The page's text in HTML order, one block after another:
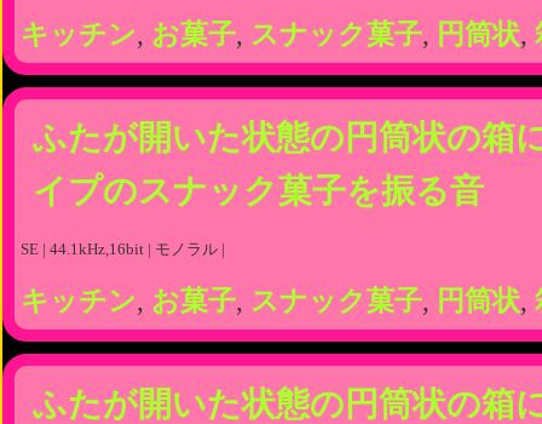
キッチン, お菓子, スナック菓子, 円筒状,
ふたが開いた状態の円筒状の箱
イプのスナック菓子を振る音
SE | 44.1kHz,16bit | モノラル |
キッチン, お菓子, スナック菓子, 円筒状,
ふたが開いた状態の円筒状の箱